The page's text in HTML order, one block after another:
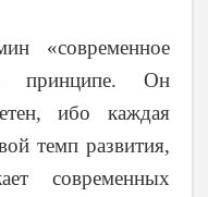
«современное
принципе. Он
ибо каждая
темп развития,
современных